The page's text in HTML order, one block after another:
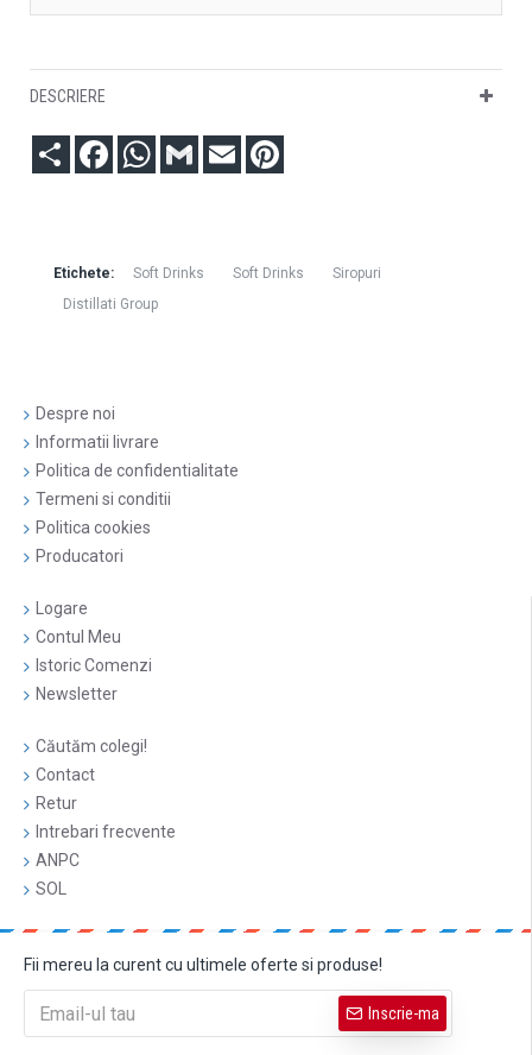
DESCRIERE
PartajareFacebookWhatsApp
Gmail Email
Etichete: Soft Drinks Soft Drinks
Siropuri
Distillati Group
Despre noi
Informatii livrare
Politica de confidentialitate
Termeni si conditii
Politica cookies
Producatori
Logare
Contul Meu
Istoric Comenzi
Newsletter
Căutăm colegi!
Contact
Retur
Intrebari frecvente
ANPC
SOL
Fii mereu la curent cu ultimele oferte si produse!
Inscrie-ma